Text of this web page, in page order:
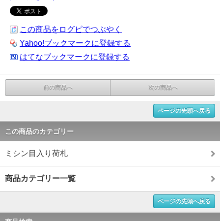
この商品をログピでつぶやく
Yahoo!ブックマークに登録する
はてなブックマークに登録する
前の商品へ 次の商品へ
ページの先頭へ戻る
この商品のカテゴリー
ミシン目入り荷札
商品カテゴリー一覧
ページの先頭へ戻る